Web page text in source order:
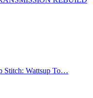
Stitch: Wattsup To…